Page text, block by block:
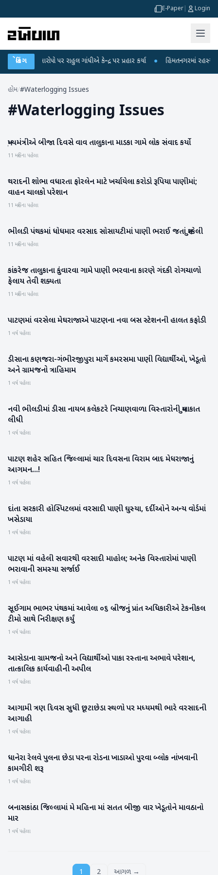
E-Paper Login
બ્રેકિંગ
લીકના આરોપો પર રાહુલ ગાંધીએ કેન્દ્ર પર પ્રહાર કર્યા ● હિંમતનગરમાં રહસ્યમય
હોમ/#Waterlogging Issues
#Waterlogging Issues
બનાસકાંઠા
મુખ્યમંત્રીએ બીજા દિવસે વાવ તાલુકાના માડકા ગામે લોક સંવાદ કર્યો
11 મહિના પહેલા
બનાસકાંઠા
થરાદની શોભા વધારતા ફોરલેન માટે ખર્ચાયેલા કરોડો રૂપિયા પાણીમાં;
વાહન ચાલકો પરેશાન
11 મહિના પહેલા
બનાસકાંઠા
ભીલડી પંથકમાં ધોધમાર વરસાદ સોસાયટીમાં પાણી ભરાઈ જતાં મુશ્કેલી
11 મહિના પહેલા
બનાસકાંઠા
કાંકરેજ તાલુકાના કુંવારવા ગામે પાણી ભરવાના કારણે ગંદકી રોગચાળો
ફેલાય તેવી શક્યતા
11 મહિના પહેલા
બનાસકાંઠા
પાટણમાં વરસેલા મેઘરાજાએ પાટણના નવા બસ સ્ટેશનની હાલત કફોડી
1 વર્ષ પહેલા
બનાસકાંઠા
ડીસાના કણજરા-ગંભીરજીપુરા માર્ગે કમરસમા પાણી વિદ્યાર્થીઓ, ખેડૂતો
અને ગ્રામજનો ત્રાહિમામ
1 વર્ષ પહેલા
બનાસકાંઠા
નવી ભીલડીમાં ડીસા નાયબ કલેકટરે નિચાણવાળા વિસ્તારોની મુલાકાત
લીધી
1 વર્ષ પહેલા
પાટણ
પાટણ શહેર સહિત જિલ્લામાં ચાર દિવસના વિરામ બાદ મેધરાજાનું
આગમન...!
1 વર્ષ પહેલા
બનાસકાંઠા
દાંતા સરકારી હોસ્પિટલમાં વરસાદી પાણી ઘુસ્યા, દર્દીઓને અન્ય વોર્ડમાં
ખસેડાયા
1 વર્ષ પહેલા
પાટણ
પાટણ માં વહેલી સવારથી વરસાદી માહોલ; અનેક વિસ્તારોમાં પાણી
ભરાવાની સમસ્યા સર્જાઈ
1 વર્ષ પહેલા
બનાસકાંઠા
સૂઈગામ ભાભર પંથકમાં આવેલા ૦૬ બ્રીજનું પ્રાંત અધિકારીએ ટેકનીકલ
ટીમો સાથે નિરીક્ષણ કર્યું
1 વર્ષ પહેલા
બનાસકાંઠા
આસેડાના ગ્રામજનો અને વિદ્યાર્થીઓ પાકા રસ્તાના અભાવે પરેશાન,
તાત્કાલિક કાર્યવાહીની અપીલ
1 વર્ષ પહેલા
બનાસકાંઠા
આગામી ત્રણ દિવસ સુધી છૂટાછેડા સ્થળો પર મધ્યમથી ભારે વરસાદની
આગાહી
1 વર્ષ પહેલા
બનાસકાંઠા
ધાનેરા રેલવે પુલના છેડા પરના રોડના ખાડાઓ પુરવા બ્લોક નાંખવાની
કામગીરી શરૂ
1 વર્ષ પહેલા
બનાસકાંઠા
બનાસકાંઠા જિલ્લામાં મે મહિના માં સતત બીજી વાર ખેડૂતોને માવઠાનો
માર
1 વર્ષ પહેલા
1 2 આગળ →